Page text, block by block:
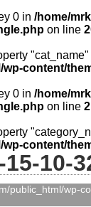
0 in /home/
on line
content/
0 in /home/
on line
content/
10-
public_html/wp-